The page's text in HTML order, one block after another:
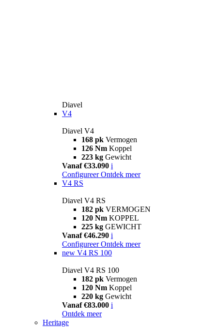
Diavel
V4
Diavel V4
168 pk Vermogen
126 Nm Koppel
223 kg Gewicht
Vanaf €33.090 i
Configureer Ontdek meer
V4 RS
Diavel V4 RS
182 pk VERMOGEN
120 Nm KOPPEL
225 kg GEWICHT
Vanaf €46.290 i
Configureer Ontdek meer
new V4 RS 100
Diavel V4 RS 100
182 pk Vermogen
120 Nm Koppel
220 kg Gewicht
Vanaf €83.000 i
Ontdek meer
Heritage